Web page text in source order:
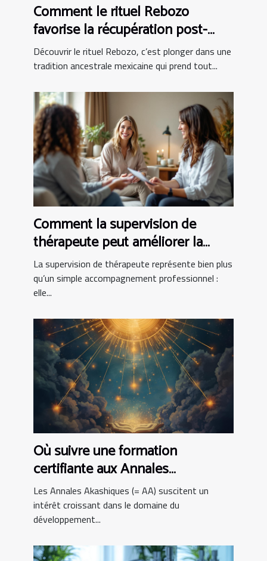
Comment le rituel Rebozo
favorise la récupération post-
partum ?
Découvrir le rituel Rebozo, c’est plonger dans une
tradition ancestrale mexicaine qui prend tout...
Comment la supervision de
thérapeute peut améliorer la
pratique clinique
La supervision de thérapeute représente bien plus
qu’un simple accompagnement professionnel :
elle...
Où suivre une formation
certifiante aux Annales
Akashiques ?
Les Annales Akashiques (= AA) suscitent un
intérêt croissant dans le domaine du
développement...